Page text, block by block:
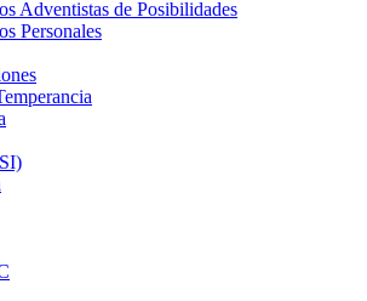
Adventistas de Posibilidades
Personales